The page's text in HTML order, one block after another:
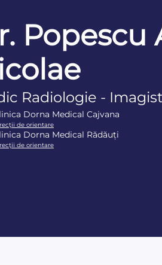
Popescu
Radiologie -
Dorna Medical Cajvana
de orientare
Dorna Medical Rădăuți
de orientare